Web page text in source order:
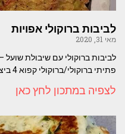
לביבות ברוקולי אפויות
מאי 31, 2020
פתיתי ברוקולי/ברוקולי קפוא 4 ביצים כפית שום כתוש חצי כפית
לצפיה במתכון לחץ כאן